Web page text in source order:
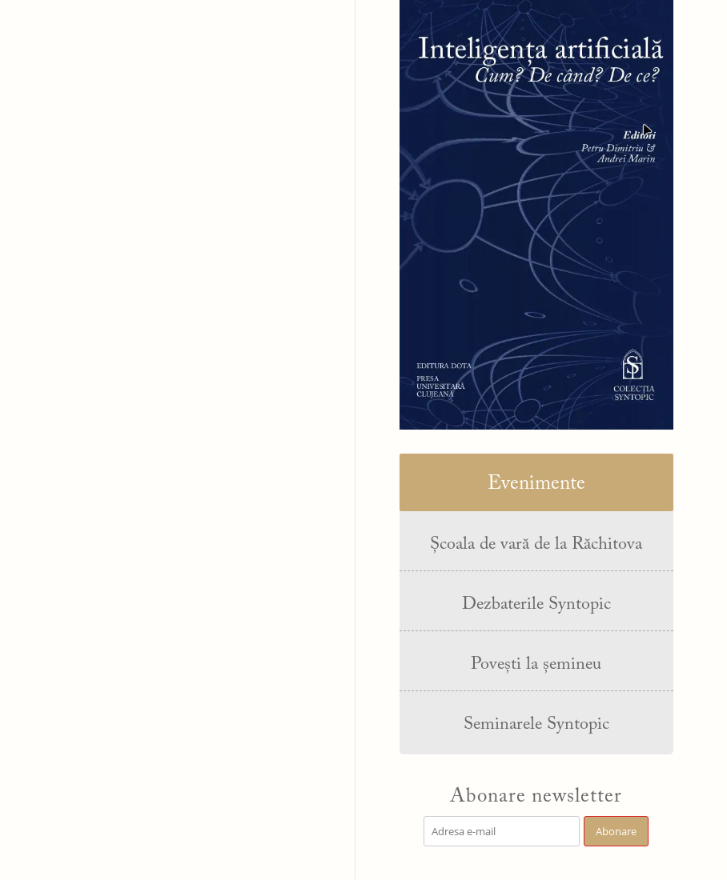
Evenimente
Școala de vară de la Răchitova
Dezbaterile Syntopic
Povești la șemineu
Seminarele Syntopic
Abonare newsletter